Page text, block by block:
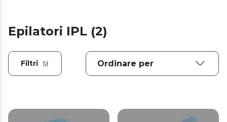
Epilatori IPL (2)
Filtri